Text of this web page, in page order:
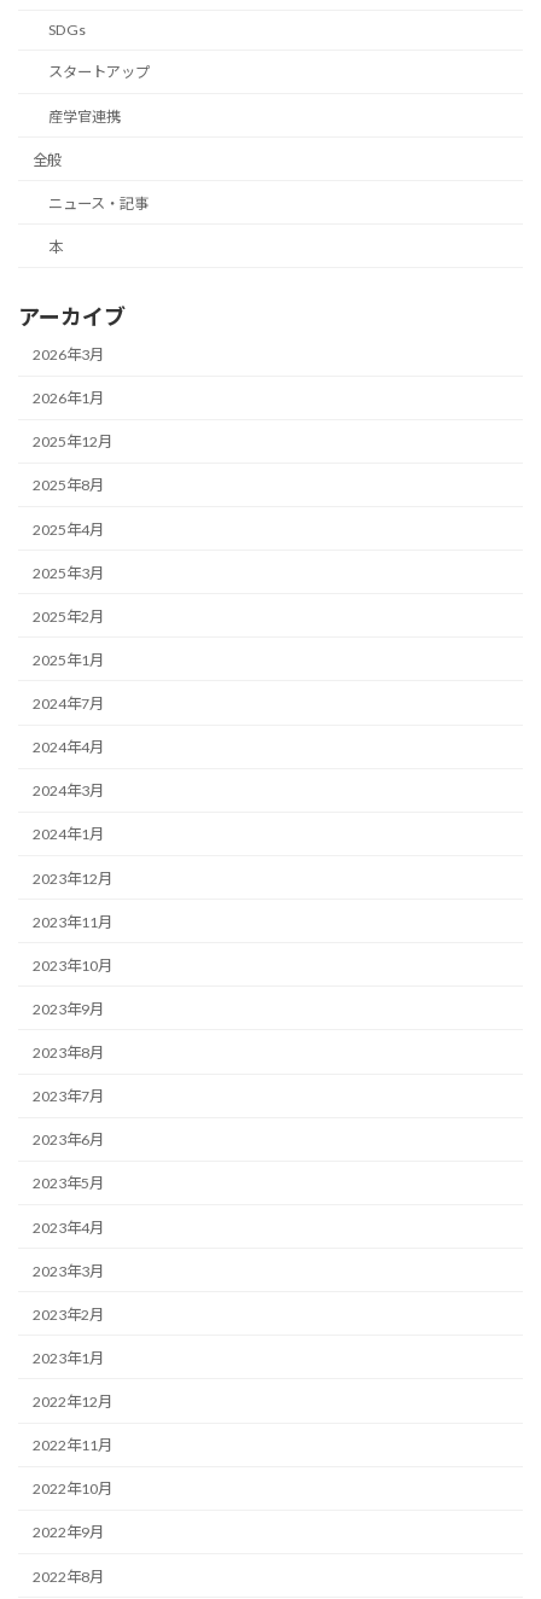
SDGs
スタートアップ
産学官連携
全般
ニュース・記事
本
アーカイブ
2026年3月
2026年1月
2025年12月
2025年8月
2025年4月
2025年3月
2025年2月
2025年1月
2024年7月
2024年4月
2024年3月
2024年1月
2023年12月
2023年11月
2023年10月
2023年9月
2023年8月
2023年7月
2023年6月
2023年5月
2023年4月
2023年3月
2023年2月
2023年1月
2022年12月
2022年11月
2022年10月
2022年9月
2022年8月